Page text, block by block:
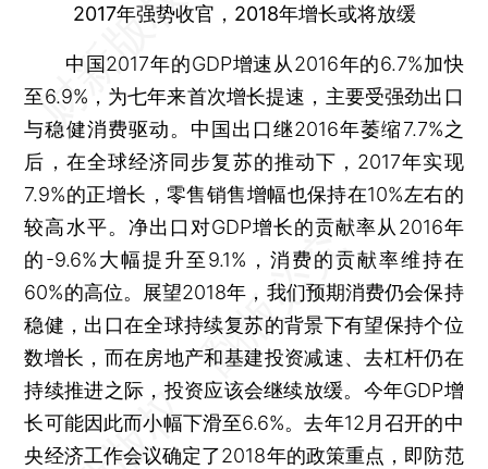
2017年强势收官，2018年增长或将放缓
中国2017年的GDP增速从2016年的6.7%加快
至6.9%，为七年来首次增长提速，主要受强劲出口
与稳健消费驱动。中国出口继2016年萎缩7.7%之
后，在全球经济同步复苏的推动下，2017年实现
7.9%的正增长，零售销售增幅也保持在10%左右的
较高水平。净出口对GDP增长的贡献率从2016年
的-9.6%大幅提升至9.1%，消费的贡献率维持在
60%的高位。展望2018年，我们预期消费仍会保持
稳健，出口在全球持续复苏的背景下有望保持个位
数增长，而在房地产和基建投资减速、去杠杆仍在
持续推进之际，投资应该会继续放缓。今年GDP增
长可能因此而小幅下滑至6.6%。去年12月召开的中
央经济工作会议确定了2018年的政策重点，即防范